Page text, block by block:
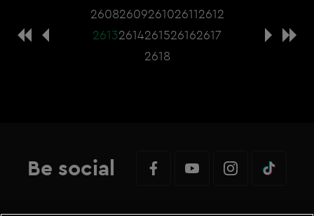
26082609261026112612
26132614261526162617
2618
Be social